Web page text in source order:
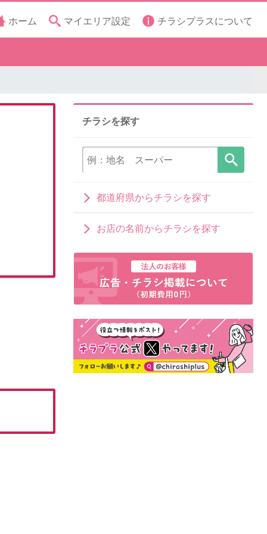
ホーム マイエリア設定 チラシプラスについて
チラシを探す
都道府県からチラシを探す
お店の名前からチラシを探す